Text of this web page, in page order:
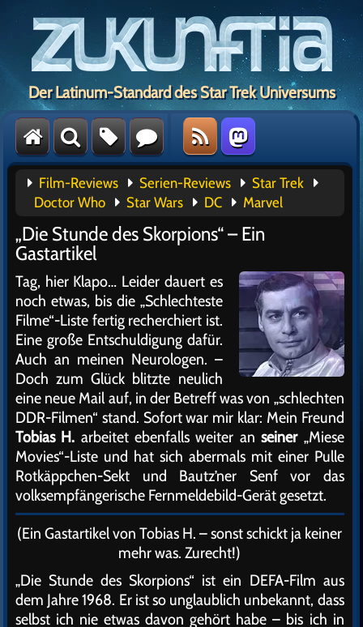
Der Latinum-Standard des Star Trek Universums
Film-Reviews Serien-Reviews
Star Trek
Doctor Who
Star Wars DC Marvel
„Die Stunde des Skorpions“ – Ein
Gastartikel
Tag, hier Klapo… Leider dauert es
noch etwas, bis die „Schlechteste
Filme“-Liste fertig recherchiert ist.
Eine große Entschuldigung dafür.
Auch an meinen Neurologen. –
Doch zum Glück blitzte neulich
eine neue Mail auf, in der Betreff was von „schlechten
DDR-Filmen“ stand. Sofort war mir klar: Mein Freund
Tobias H. arbeitet ebenfalls weiter anseiner„Miese
Movies“-Liste und hat sich abermals mit einer Pulle
Rotkäppchen-Sekt und Bautz’ner Senf vor das
volksempfängerische Fernmeldebild-Gerät gesetzt.
(Ein Gastartikel von Tobias H. – sonst schickt ja keiner
mehr was. Zurecht!)
„Die Stunde des Skorpions“ ist ein DEFA-Film aus
dem Jahre 1968. Er ist so unglaublich unbekannt, dass
selbst ich nie etwas davon gehört habe – bis ich in